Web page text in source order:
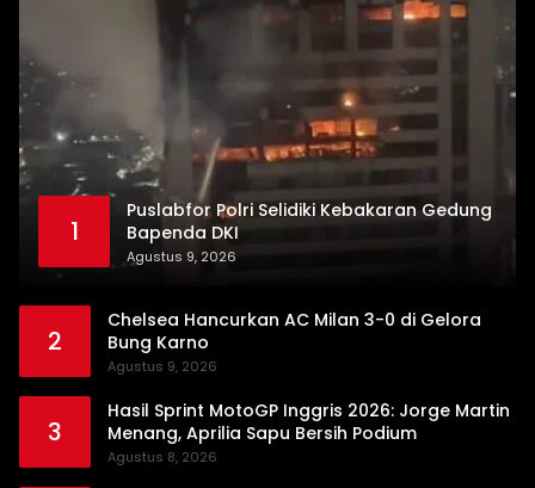
1
Puslabfor Polri Selidiki Kebakaran Gedung
Bapenda DKI
Agustus 9, 2026
2
Chelsea Hancurkan AC Milan 3-0 di Gelora
Bung Karno
Agustus 9, 2026
3
Hasil Sprint MotoGP Inggris 2026: Jorge Martin
Menang, Aprilia Sapu Bersih Podium
Agustus 8, 2026